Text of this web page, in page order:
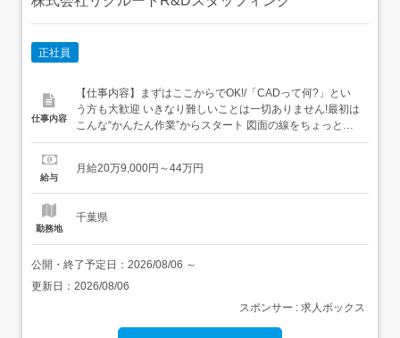
正社員
仕事内容
【仕事内容】まずはここからでOK!/「CADって何?」とい
う方も大歓迎 いきなり難しいことは一切ありません!最初は
こんな“かんたん作業”からスタート 図面の線をちょっと動
かすだけ 決まったフォーマットに数字を入力→いわば“パ
まずはメールの送り方やあいさつといった基本的なビジネ
給与
月給20万9,000円～44万円
勤務地
千葉県
公開・終了予定日： 2026/08/06 ～
更新日： 2026/08/06
スポンサー : 求人ボックス